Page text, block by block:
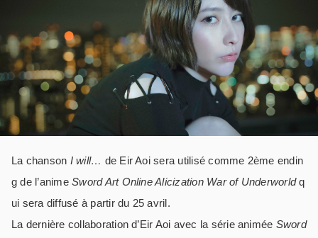
La chanson I will… de Eir Aoi sera utilisé comme 2ème endin
g de l’animeSword Art Online Alicization War of Underworldq
ui sera diffusé à partir du 25 avril.
La dernière collaboration d’Eir Aoi avec la série animée Sword